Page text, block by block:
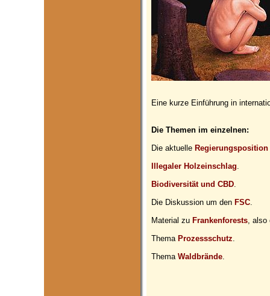
Eine kurze Einführung in
Die Themen im einzelnen:
Die aktuelle Regierungsposition
Illegaler Holzeinschlag
Biodiversität und CBD
Die Diskussion um den FSC
Material zu Frankenforests ,
Thema Prozessschutz
Thema Waldbrände